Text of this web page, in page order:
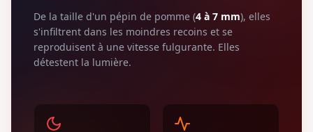
De la taille d'un pépin de pomme (4 à 7 mm), elles
s'infiltrent dans les moindres recoins et se
reproduisent à une vitesse fulgurante. Elles
détestent la lumière.